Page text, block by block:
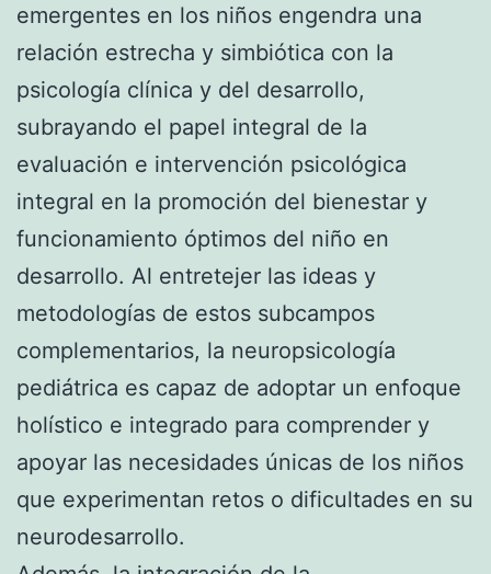
emergentes en los niños engendra una
relación estrecha y simbiótica con la
psicología clínica y del desarrollo,
subrayando el papel integral de la
evaluación e intervención psicológica
integral en la promoción del bienestar y
funcionamiento óptimos del niño en
desarrollo. Al entretejer las ideas y
metodologías de estos subcampos
complementarios, la neuropsicología
pediátrica es capaz de adoptar un enfoque
holístico e integrado para comprender y
apoyar las necesidades únicas de los niños
que experimentan retos o dificultades en su
neurodesarrollo.